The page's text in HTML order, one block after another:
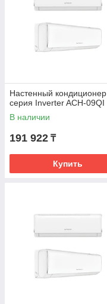
Настенный кондиционер
серия Inverter ACH-09QI
В наличии
191 922 ₸
Купить